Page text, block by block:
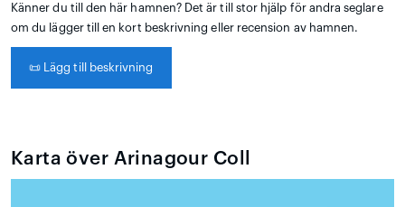
Känner du till den här hamnen? Det är till stor hjälp för andra seglare
om du lägger till en kort beskrivning eller recension av hamnen.
📜 Lägg till beskrivning
Karta över Arinagour Coll